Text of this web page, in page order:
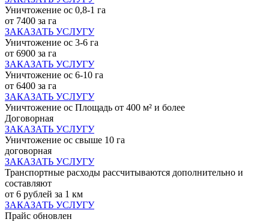
Уничтожение ос 0,8-1 га
от 7400 за га
ЗАКАЗАТЬ УСЛУГУ
Уничтожение ос 3-6 га
от 6900 за га
ЗАКАЗАТЬ УСЛУГУ
Уничтожение ос 6-10 га
от 6400 за га
ЗАКАЗАТЬ УСЛУГУ
Уничтожение ос Площадь от 400 м² и более
Договорная
ЗАКАЗАТЬ УСЛУГУ
Уничтожение ос свыше 10 га
договорная
ЗАКАЗАТЬ УСЛУГУ
Транспортные расходы рассчитываются дополнительно и
составляют
от 6 рублей за 1 км
ЗАКАЗАТЬ УСЛУГУ
Прайс обновлен